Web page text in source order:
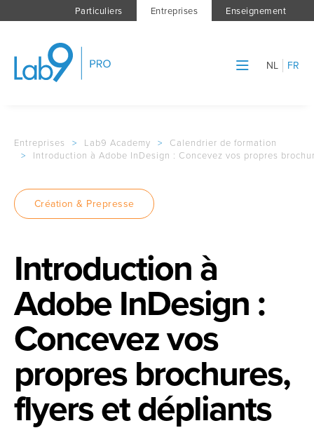
Particuliers Entreprises Enseignement
NL FR
Entreprises > Lab9 Academy >
Calendrier de formation
>
Introduction à Adobe InDesign : Concevez vos propres
Création & Prepresse
Introduction à
Adobe InDesign :
Concevez vos
propres brochures,
flyers et dépliants